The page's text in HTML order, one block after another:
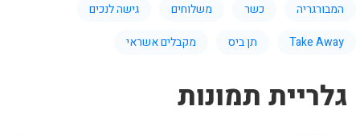
המבורגריה
כשר משלוחים
גישה לנכים
Take Away
תן ביס מקבלים אשראי
גלריית תמונות